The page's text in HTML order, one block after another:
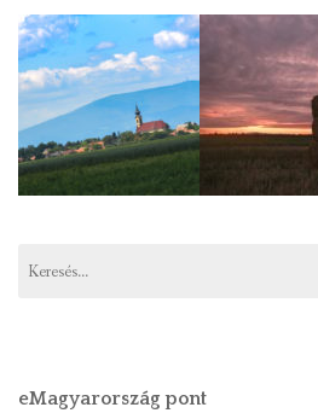
eMagyarország pont